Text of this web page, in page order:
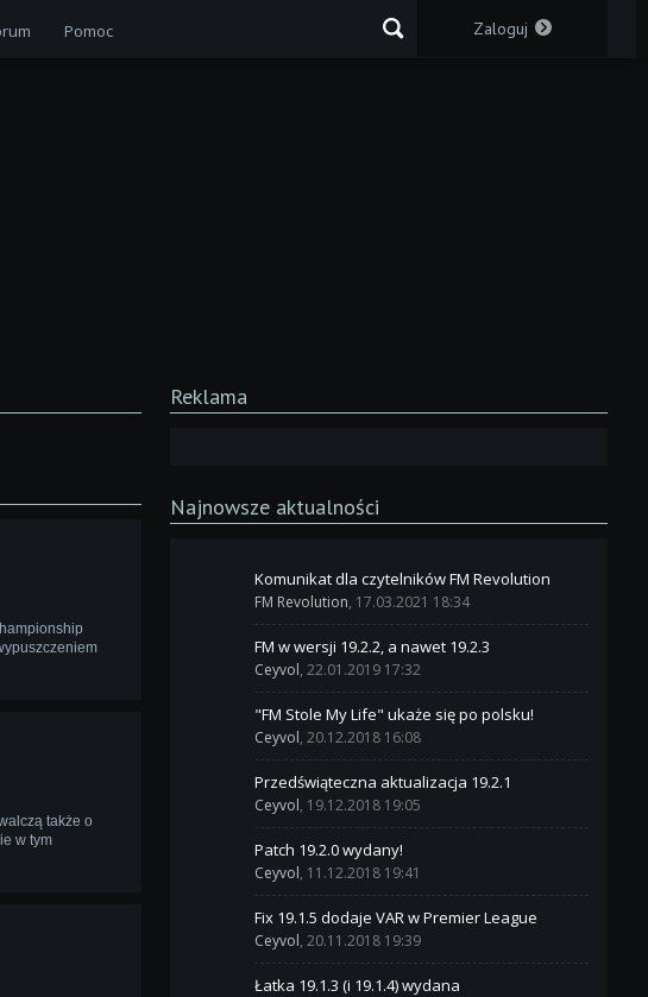
Pomoc Zaloguj
także o
w tym
Reklama
Najnowsze aktualności
Komunikat dla czytelników FM Revolution
FM Revolution, 17.03.2021 18:34
FM w wersji 19.2.2, a nawet 19.2.3
Ceyvol, 22.01.2019 17:32
"FM Stole My Life" ukaże się po polsku!
Ceyvol, 20.12.2018 16:08
Przedświąteczna aktualizacja 19.2.1
Ceyvol, 19.12.2018 19:05
Patch 19.2.0 wydany!
Ceyvol, 11.12.2018 19:41
Fix 19.1.5 dodaje VAR w Premier League
Ceyvol, 20.11.2018 19:39
Łatka 19.1.3 (i 19.1.4) wydana